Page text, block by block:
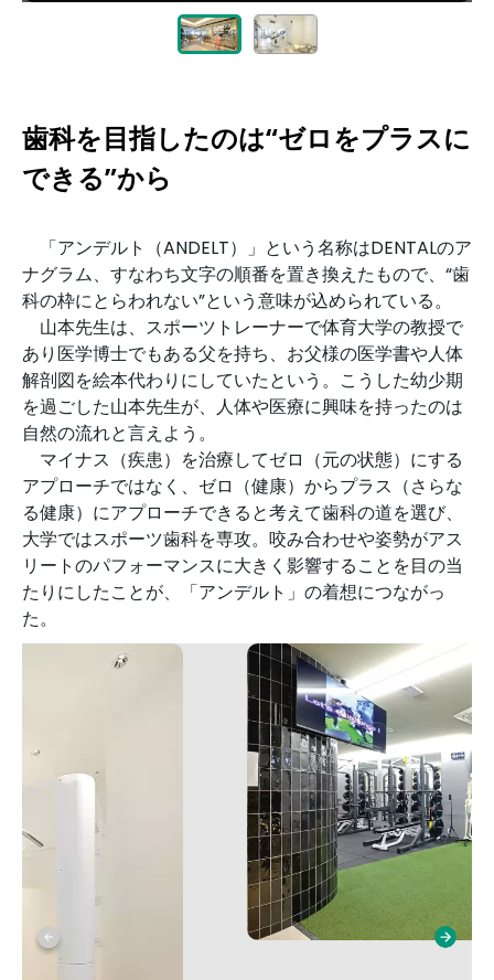
歯科を目指したのは“ゼロをプラスに
できる”から
「アンデルト（ANDELT）」という名称はDENTALのア
ナグラム、すなわち文字の順番を置き換えたもので、“歯
科の枠にとらわれない”という意味が込められている。
山本先生は、スポーツトレーナーで体育大学の教授で
あり医学博士でもある父を持ち、お父様の医学書や人体
解剖図を絵本代わりにしていたという。こうした幼少期
を過ごした山本先生が、人体や医療に興味を持ったのは
自然の流れと言えよう。
マイナス（疾患）を治療してゼロ（元の状態）にする
アプローチではなく、ゼロ（健康）からプラス（さらな
る健康）にアプローチできると考えて歯科の道を選び、
大学ではスポーツ歯科を専攻。咬み合わせや姿勢がアス
リートのパフォーマンスに大きく影響することを目の当
たりにしたことが、「アンデルト」の着想につながっ
た。